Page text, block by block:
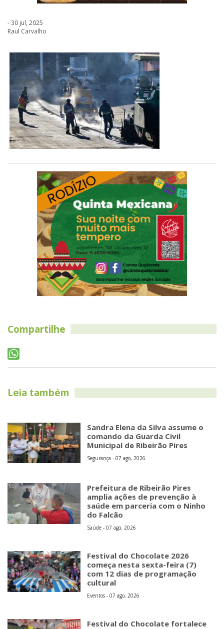
- 30 jul, 2025
Raul Carvalho
Compartilhe
Leia também
Sandra Elena da Silva assume o
comando da Guarda Civil
Municipal de Ribeirão Pires
Segurança - 07 ago, 2026
Prefeitura de Ribeirão Pires
amplia ações de prevenção à
saúde em parceria com o Ninho
do Falcão
Saúde - 07 ago, 2026
Festival do Chocolate 2026
começa nesta sexta-feira (7)
com 12 dias de programação
cultural
Eventos - 07 ago, 2026
Festival do Chocolate fortalece